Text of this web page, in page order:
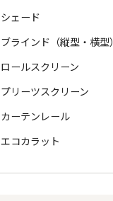
シェード
ブラインド（縦型・横型）
ロールスクリーン
プリーツスクリーン
カーテンレール
エコカラット